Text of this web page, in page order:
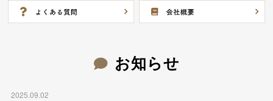
お知らせ
2025.09.02